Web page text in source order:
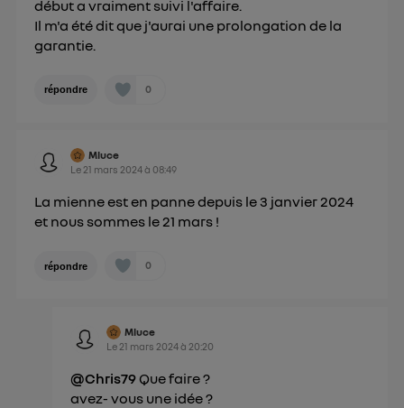
début a vraiment suivi l'affaire.
Il m'a été dit que j'aurai une prolongation de la
garantie.
répondre 0
Mluce
Le 21 mars 2024à 08:49
La mienne est en panne depuis le 3 janvier 2024
et nous sommes le 21 mars !
répondre 0
Mluce
Le 21 mars 2024à 20:20
@Chris79 Que faire ?
avez- vous une idée ?